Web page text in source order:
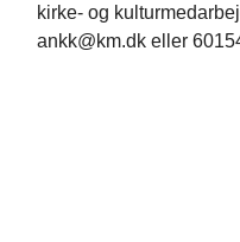
kirke- og
ankk@km.dk eller